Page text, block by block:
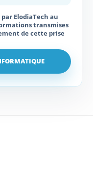
ElodiaTech au
transmises
de cette prise